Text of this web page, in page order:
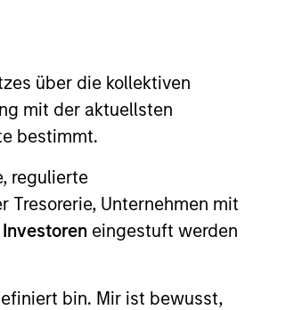
über die kollektiven
mit der aktuellsten
bestimmt.
regulierte
Unternehmen mit
eingestuft werden
bin. Mir ist bewusst,
mentioned
and service marks
approved by
hyperlinks to you
verification or
contained on the site